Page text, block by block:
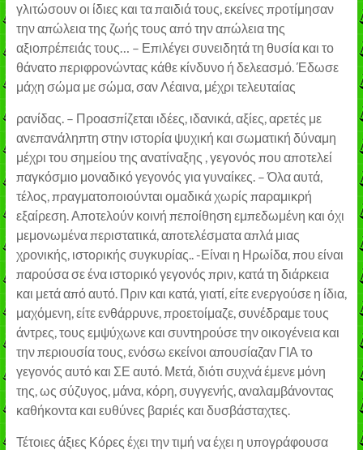
γλιτώσουν οι ίδιες και τα παιδιά τους, εκείνες προτίμησαν
την απώλεια της ζωής τους από την απώλεια της
αξιοπρέπειάς τους… – Επιλέγει συνειδητά τη θυσία και το
θάνατο περιφρονώντας κάθε κίνδυνο ή δελεασμό. Έδωσε
μάχη σώμα με σώμα, σαν Λέαινα, μέχρι τελευταίας
ρανίδας. – Προασπίζεται ιδέες, ιδανικά, αξίες, αρετές με
ανεπανάληπτη στην ιστορία ψυχική και σωματική δύναμη
μέχρι του σημείου της ανατίναξης , γεγονός που αποτελεί
παγκόσμιο μοναδικό γεγονός για γυναίκες. – Όλα αυτά,
τέλος, πραγματοποιούνται ομαδικά χωρίς παραμικρή
εξαίρεση. Αποτελούν κοινή πεποίθηση εμπεδωμένη και όχι
μεμονωμένα περιστατικά, αποτελέσματα απλά μιας
χρονικής, ιστορικής συγκυρίας.. -Είναι η Ηρωίδα, που είναι
παρούσα σε ένα ιστορικό γεγονός πριν, κατά τη διάρκεια
και μετά από αυτό. Πριν και κατά, γιατί, είτε ενεργούσε η ίδια,
μαχόμενη, είτε ενθάρρυνε, προετοίμαζε, συνέδραμε τους
άντρες, τους εμψύχωνε και συντηρούσε την οικογένεια και
την περιουσία τους, ενόσω εκείνοι απουσίαζαν ΓΙΑ το
γεγονός αυτό και ΣΕ αυτό. Μετά, διότι συχνά έμενε μόνη
της, ως σύζυγος, μάνα, κόρη, συγγενής, αναλαμβάνοντας
καθήκοντα και ευθύνες βαριές και δυσβάσταχτες.
Τέτοιες άξιες Κόρες έχει την τιμή να έχει η υπογράφουσα